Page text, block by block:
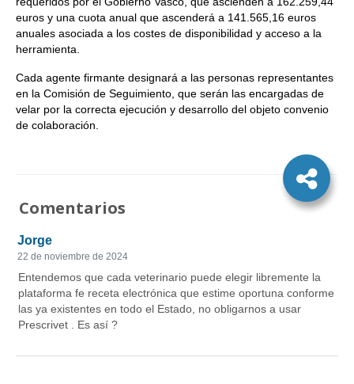
euros y una cuota anual que ascenderá a 141.565,16 euros
anuales asociada a los costes de disponibilidad y acceso a la
herramienta.
Cada agente firmante designará a las personas representantes
en la Comisión de Seguimiento, que serán las encargadas de
velar por la correcta ejecución y desarrollo del objeto convenio
de colaboración.
Comentarios